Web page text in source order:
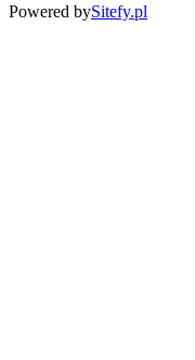
Powered bySitefy.pl